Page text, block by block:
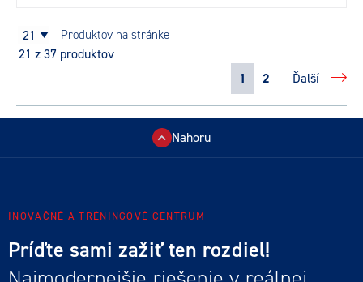
21 produktov na stránke
21 z 37 produktov
1
2 Ďalší
Nahoru
INOVAČNÉ A TRÉNINGOVÉ CENTRUM
Príďte sami zažiť ten rozdiel!